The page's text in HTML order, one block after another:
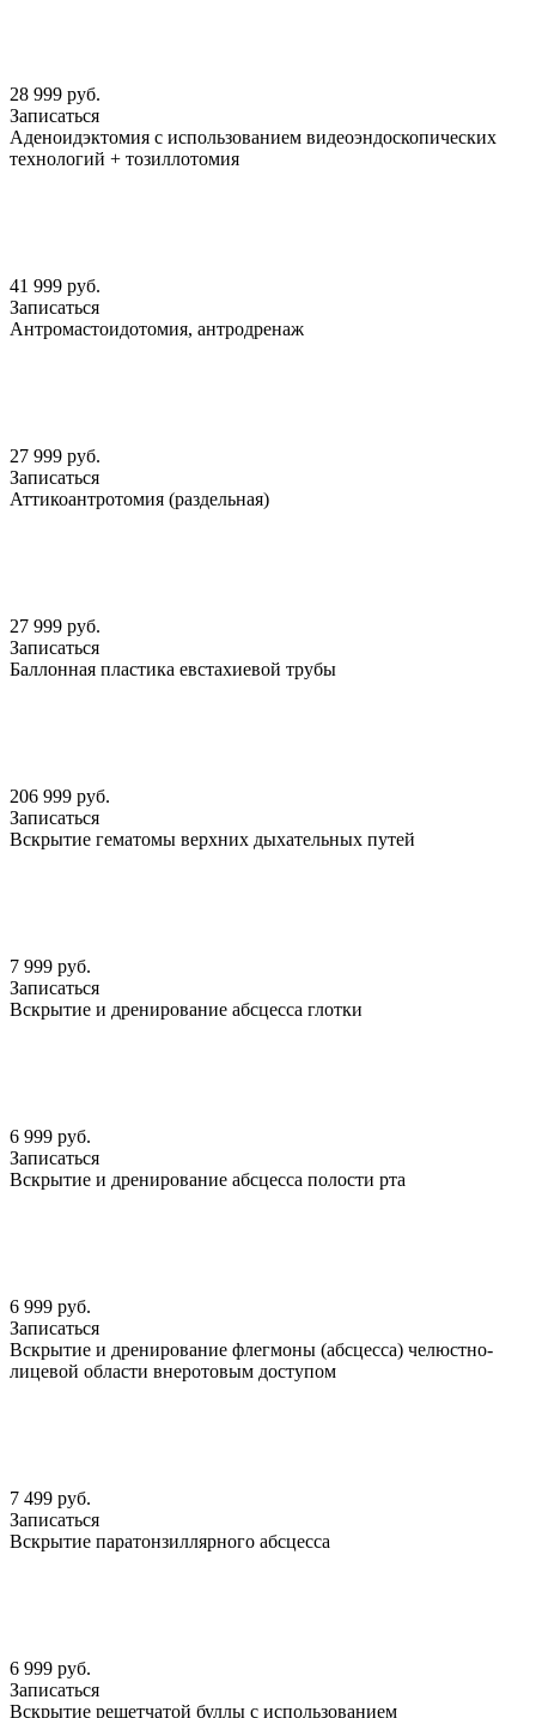
28 999 руб.
Записаться
Аденоидэктомия с использованием видеоэндоскопических
технологий + тозиллотомия
41 999 руб.
Записаться
Антромастоидотомия, антродренаж
27 999 руб.
Записаться
Аттикоантротомия (раздельная)
27 999 руб.
Записаться
Баллонная пластика евстахиевой трубы
206 999 руб.
Записаться
Вскрытие гематомы верхних дыхательных путей
7 999 руб.
Записаться
Вскрытие и дренирование абсцесса глотки
6 999 руб.
Записаться
Вскрытие и дренирование абсцесса полости рта
6 999 руб.
Записаться
Вскрытие и дренирование флегмоны (абсцесса) челюстно-
лицевой области внеротовым доступом
7 499 руб.
Записаться
Вскрытие паратонзиллярного абсцесса
6 999 руб.
Записаться
Вскрытие решетчатой буллы с использованием